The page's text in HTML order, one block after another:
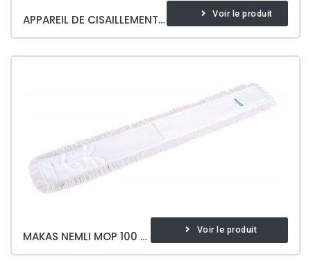
APPAREIL DE CISAILLEMENT ET MANCHE Voir le produit
MAKAS NEMLI MOP 100 CM Voir le produit